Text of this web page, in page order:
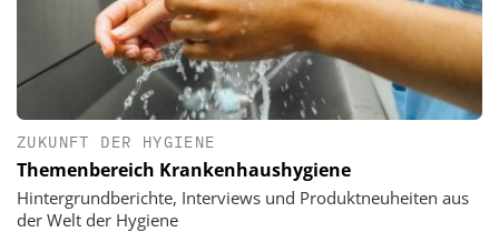
ZUKUNFT DER HYGIENE
Themenbereich Krankenhaushygiene
Hintergrundberichte, Interviews und Produktneuheiten aus
der Welt der Hygiene